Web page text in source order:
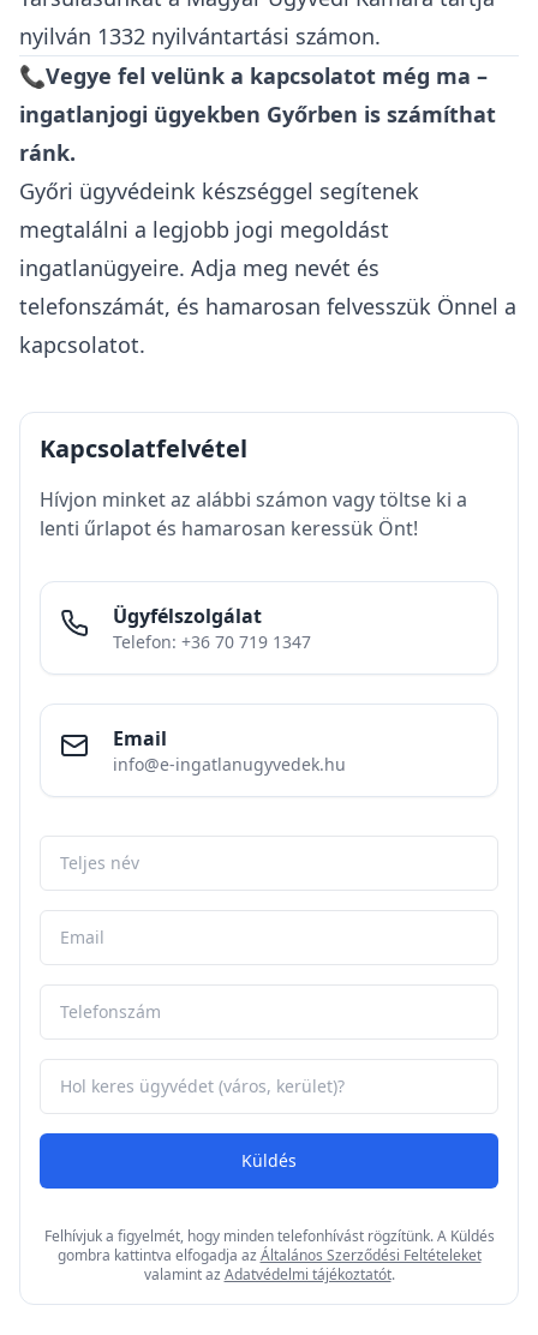
nyilván 1332 nyilvántartási számon.
📞Vegye fel velünk a kapcsolatot még ma –
ingatlanjogi ügyekben Győrben is számíthat
ránk.
Győri ügyvédeink készséggel segítenek
megtalálni a legjobb jogi megoldást
ingatlanügyeire. Adja meg nevét és
telefonszámát, és hamarosan felvesszük Önnel a
kapcsolatot.
Kapcsolatfelvétel
Hívjon minket az alábbi számon vagy töltse ki a
lenti űrlapot és hamarosan keressük Önt!
Ügyfélszolgálat
Telefon: +36 70 719 1347
Email
info@e-ingatlanugyvedek.hu
Küldés
Felhívjuk a figyelmét, hogy minden telefonhívást rögzítünk. A Küldés
gombra kattintva elfogadja az Általános Szerződési Feltételeket
valamint az Adatvédelmi tájékoztatót.